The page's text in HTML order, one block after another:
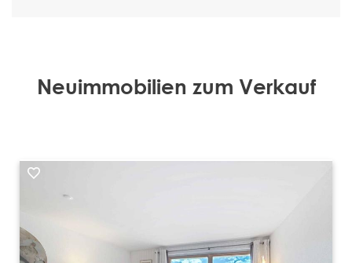
Neuimmobilien zum Verkauf